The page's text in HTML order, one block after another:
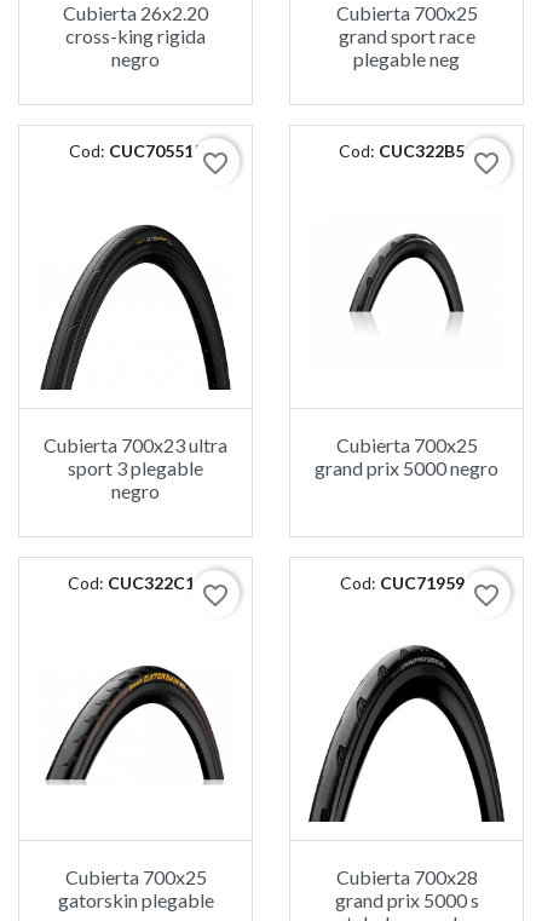
Cubierta 26x2.20
cross-king rigida
negro
Cubierta 700x25
grand sport race
plegable neg
Cod: CUC705515 favorite_border
Cubierta 700x23 ultra
sport 3 plegable
negro
Cod: CUC322B51 favorite_border
Cubierta 700x25
grand prix 5000 negro
Cod: CUC322C10 favorite_border
Cubierta 700x25
gatorskin plegable
Cod: CUC719594 favorite_border
Cubierta 700x28
grand prix 5000 s